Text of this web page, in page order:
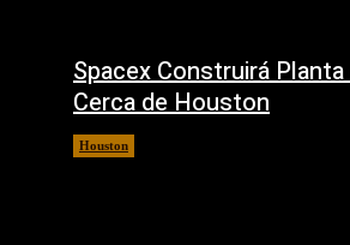
Spacex Construirá
Cerca de Houston
Houston